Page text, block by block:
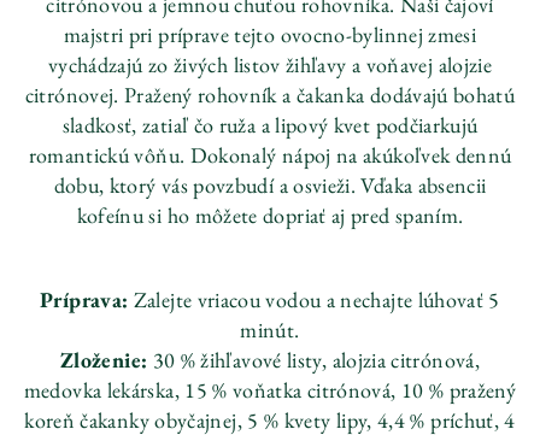
majstri pri príprave tejto ovocno-bylinnej zmesi
vychádzajú zo živých listov žihľavy a voňavej alojzie
citrónovej. Pražený rohovník a čakanka dodávajú bohatú
sladkosť, zatiaľ čo ruža a lipový kvet podčiarkujú
romantickú vôňu. Dokonalý nápoj na akúkoľvek dennú
dobu, ktorý vás povzbudí a osvieži. Vďaka absencii
kofeínu si ho môžete dopriať aj pred spaním.
Príprava: Zalejte vriacou vodou a nechajte lúhovať 5
minút.
Zloženie: 30 % žihľavové listy, alojzia citrónová,
medovka lekárska, 15 % voňatka citrónová, 10 % pražený
koreň čakanky obyčajnej, 5 % kvety lipy, 4,4 % príchuť, 4